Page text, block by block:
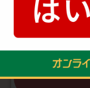
先生の好きだったと